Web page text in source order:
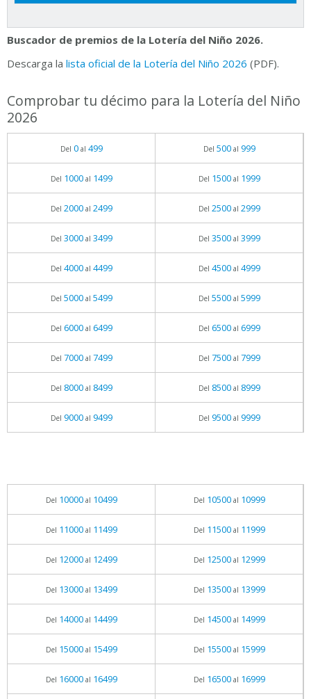
Buscador de premios de la Lotería del Niño 2026.
Descarga la lista oficial de la Lotería del Niño 2026 (PDF).
Comprobar tu décimo para la Lotería del Niño
2026
Del 0al 499 Del 500al 999
Del 1000al 1499 Del 1500al 1999
Del 2000al 2499 Del 2500al 2999
Del 3000al 3499 Del 3500al 3999
Del 4000al 4499 Del 4500al 4999
Del 5000al 5499 Del 5500al 5999
Del 6000al 6499 Del 6500al 6999
Del 7000al 7499 Del 7500al 7999
Del 8000al 8499 Del 8500al 8999
Del 9000al 9499 Del 9500al 9999
Del 10000al 10499 Del 10500al 10999
Del 11000al 11499 Del 11500al 11999
Del 12000al 12499 Del 12500al 12999
Del 13000al 13499 Del 13500al 13999
Del 14000al 14499 Del 14500al 14999
Del 15000al 15499 Del 15500al 15999
Del 16000al 16499 Del 16500al 16999